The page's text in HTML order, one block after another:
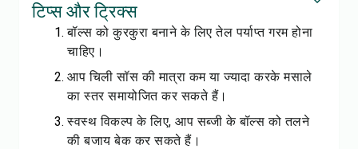
टिप्स और ट्रिक्स
बॉल्स को कुरकुरा बनाने के लिए तेल पर्याप्त गरम होना
चाहिए।
आप चिली सॉस की मात्रा कम या ज्यादा करके मसाले
का स्तर समायोजित कर सकते हैं।
स्वस्थ विकल्प के लिए, आप सब्जी के बॉल्स को तलने
की बजाय बेक कर सकते हैं।